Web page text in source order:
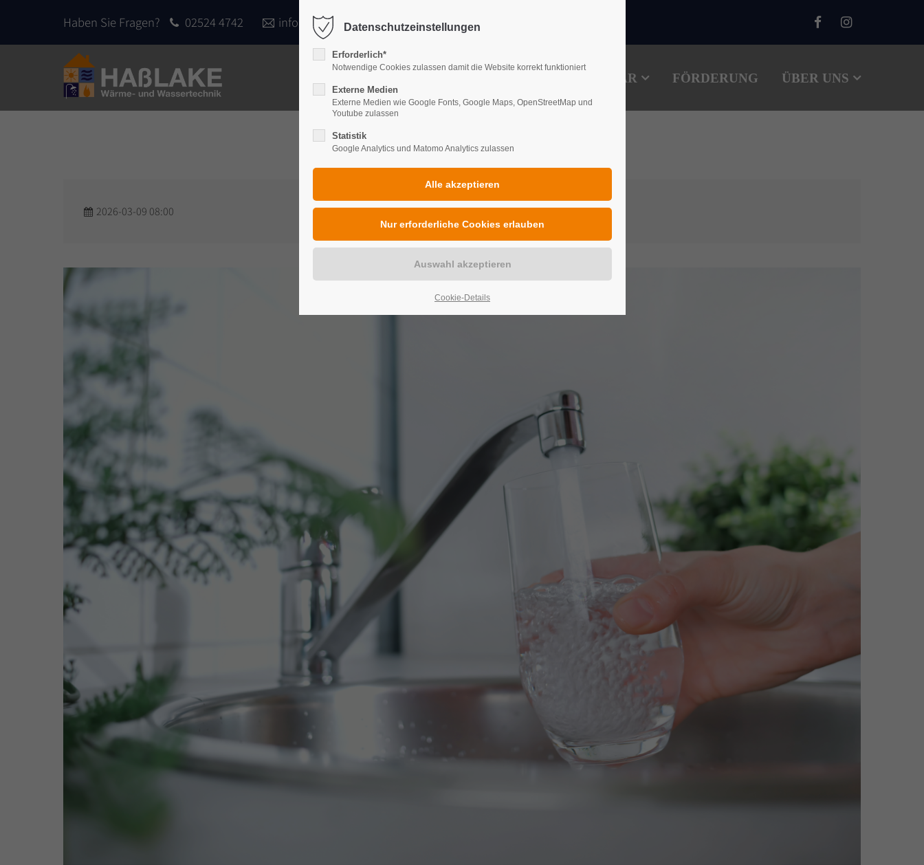
Login
Benutzername
Support
Lorem ipsum dolor sit amet:
24h/ 365days
We offer support for our
customers
Mon - Fri 8:00am - 5:00pm(GMT
376-293 City Road, Suite 600
Drop us a line
info@yourdomain.com
About us
Lorem ipsum dolor sit amet,
Haben Sie Fragen? 02524 4742 info@wwthasslake.de
SANITÄR FÖRDERUNG ÜBER UNS
2026-03-09 08:00
Datenschutzeinstellungen
Erforderlich*
Notwendige Cookies zulassen damit die Website korrekt funktioniert
Externe Medien
Externe Medien wie Google Fonts, Google Maps, OpenStreetMap und
Youtube zulassen
Statistik
Google Analytics und Matomo Analytics zulassen
Cookie-Details